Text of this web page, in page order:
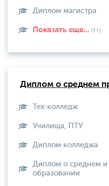
Диплом магистра
Показать еще... (11)
Диплом о среднем
Тех-колледж
Училища, ПТУ
Диплом колледжа
Диплом о среднем и
образовании